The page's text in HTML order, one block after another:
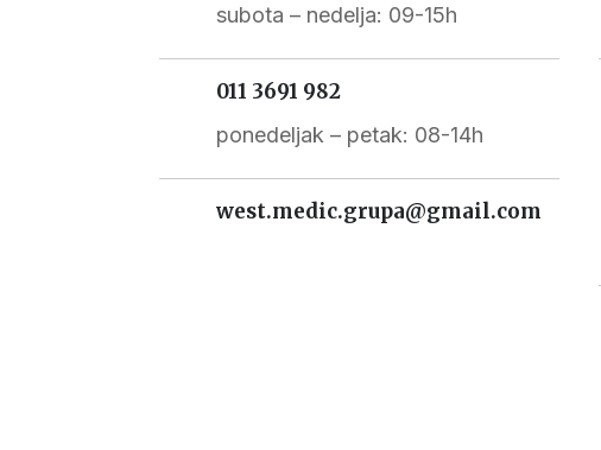
subota – nedelja: 09-15h
011 3691 982
ponedeljak – petak: 08-14h
west.medic.grupa@gmail.com